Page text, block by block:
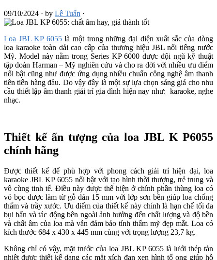
09/10/2024 · by Lê Tuấn ·
Loa JBL KP 6055là một trong những đại diện xuất sắc của dòng
loa karaoke toàn dải cao cấp của thương hiệu JBL nổi tiếng nước
Mỹ. Model này nằm trong Series KP 6000 được đội ngũ kỹ thuật
tập đoàn Harman – Mỹ nghiên cứu và cho ra đời với nhiều ưu điểm
nổi bật cũng như được ứng dụng nhiều chuẩn công nghệ âm thanh
tiên tiến hàng đầu. Do vậy đây là một sự lựa chọn sáng giá cho nhu
cầu thiết lập âm thanh giải trí gia đình hiện nay như: karaoke, nghe
nhạc.
Thiết kế ấn tượng của loa JBL K P6055
chính hãng
Được thiết kế để phù hợp với phong cách giải trí hiện đại, loa
karaoke JBL KP 6055 nổi bật với tạo hình thời thượng, trẻ trung và
vô cùng tinh tế. Điều này được thể hiện ở chính phần thùng loa có
vỏ bọc được làm từ gỗ dán 15 mm với lớp sơn bền giúp loa chống
thấm và trầy xước. Ưu điểm của thiết kế này chính là hạn chế tối đa
bụi bẩn và tác động bên ngoài ảnh hưởng đến chất lượng và độ bền
và chất âm của loa mà vẫn đảm bảo tính thẩm mỹ đẹp mắt. Loa có
kích thước 684 x 430 x 445 mm cùng với trọng lượng 23,7 kg.
Không chỉ có vậy, mặt trước của loa JBL KP 6055 là lưới thép tản
nhiệt được thiết kế dạng các mắt xích đan xen hình tổ ong giúp hỗ